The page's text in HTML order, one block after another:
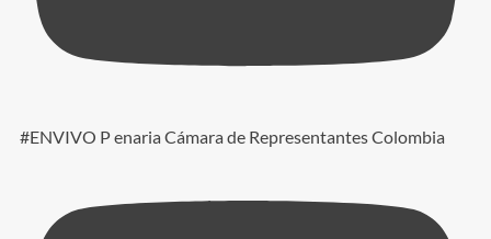
#ENVIVO P enaria Cámara de Representantes Colombia